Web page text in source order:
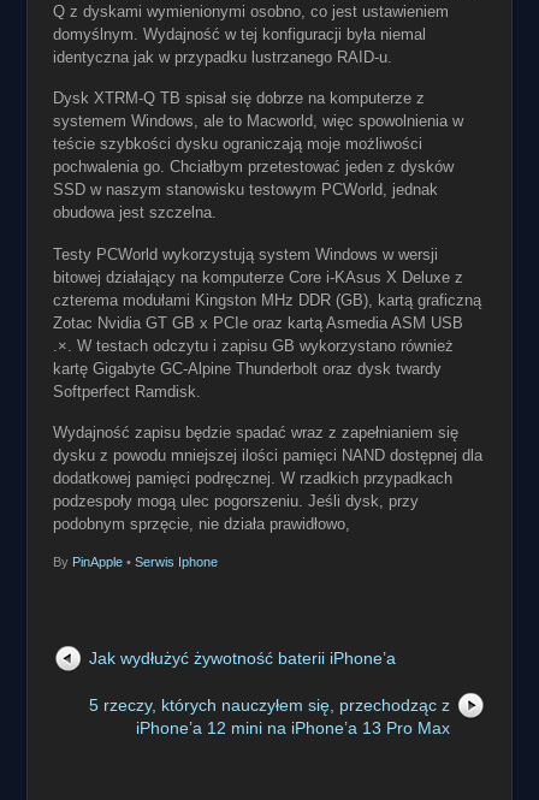
Q z dyskami wymienionymi osobno, co jest ustawieniem
domyślnym. Wydajność w tej konfiguracji była niemal
identyczna jak w przypadku lustrzanego RAID-u.
Dysk XTRM-Q TB spisał się dobrze na komputerze z
systemem Windows, ale to Macworld, więc spowolnienia w
teście szybkości dysku ograniczają moje możliwości
pochwalenia go. Chciałbym przetestować jeden z dysków
SSD w naszym stanowisku testowym PCWorld, jednak
obudowa jest szczelna.
Testy PCWorld wykorzystują system Windows w wersji
bitowej działający na komputerze Core i-KAsus X Deluxe z
czterema modułami Kingston MHz DDR (GB), kartą graficzną
Zotac Nvidia GT GB x PCIe oraz kartą Asmedia ASM USB
.×. W testach odczytu i zapisu GB wykorzystano również
kartę Gigabyte GC-Alpine Thunderbolt oraz dysk twardy
Softperfect Ramdisk.
Wydajność zapisu będzie spadać wraz z zapełnianiem się
dysku z powodu mniejszej ilości pamięci NAND dostępnej dla
dodatkowej pamięci podręcznej. W rzadkich przypadkach
podzespoły mogą ulec pogorszeniu. Jeśli dysk, przy
podobnym sprzęcie, nie działa prawidłowo,
By PinApple• Serwis Iphone
Jak wydłużyć żywotność baterii iPhone’a
5 rzeczy, których nauczyłem się, przechodząc z
iPhone’a 12 mini na iPhone’a 13 Pro Max